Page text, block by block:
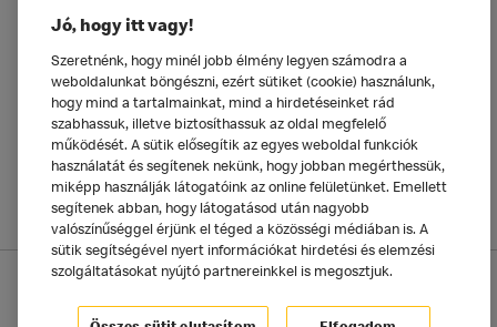
Általános
Adatkezelési tájékoztató
McDonald's Alkalmazás Sütik beállítása
Jó, hogy itt vagy!
Szeretnénk, hogy minél jobb élmény legyen számodra a
weboldalunkat böngészni, ezért sütiket (cookie) használunk,
hogy mind a tartalmainkat, mind a hirdetéseinket rád
szabhassuk, illetve biztosíthassuk az oldal megfelelő
működését. A sütik elősegítik az egyes weboldal funkciók
használatát és segítenek nekünk, hogy jobban megérthessük,
miképp használják látogatóink az online felületünket. Emellett
segítenek abban, hogy látogatásod után nagyobb
valószínűséggel érjünk el téged a közösségi médiában is. A
sütik segítségével nyert információkat hirdetési és elemzési
szolgáltatásokat nyújtó partnereinkkel is megosztjuk.